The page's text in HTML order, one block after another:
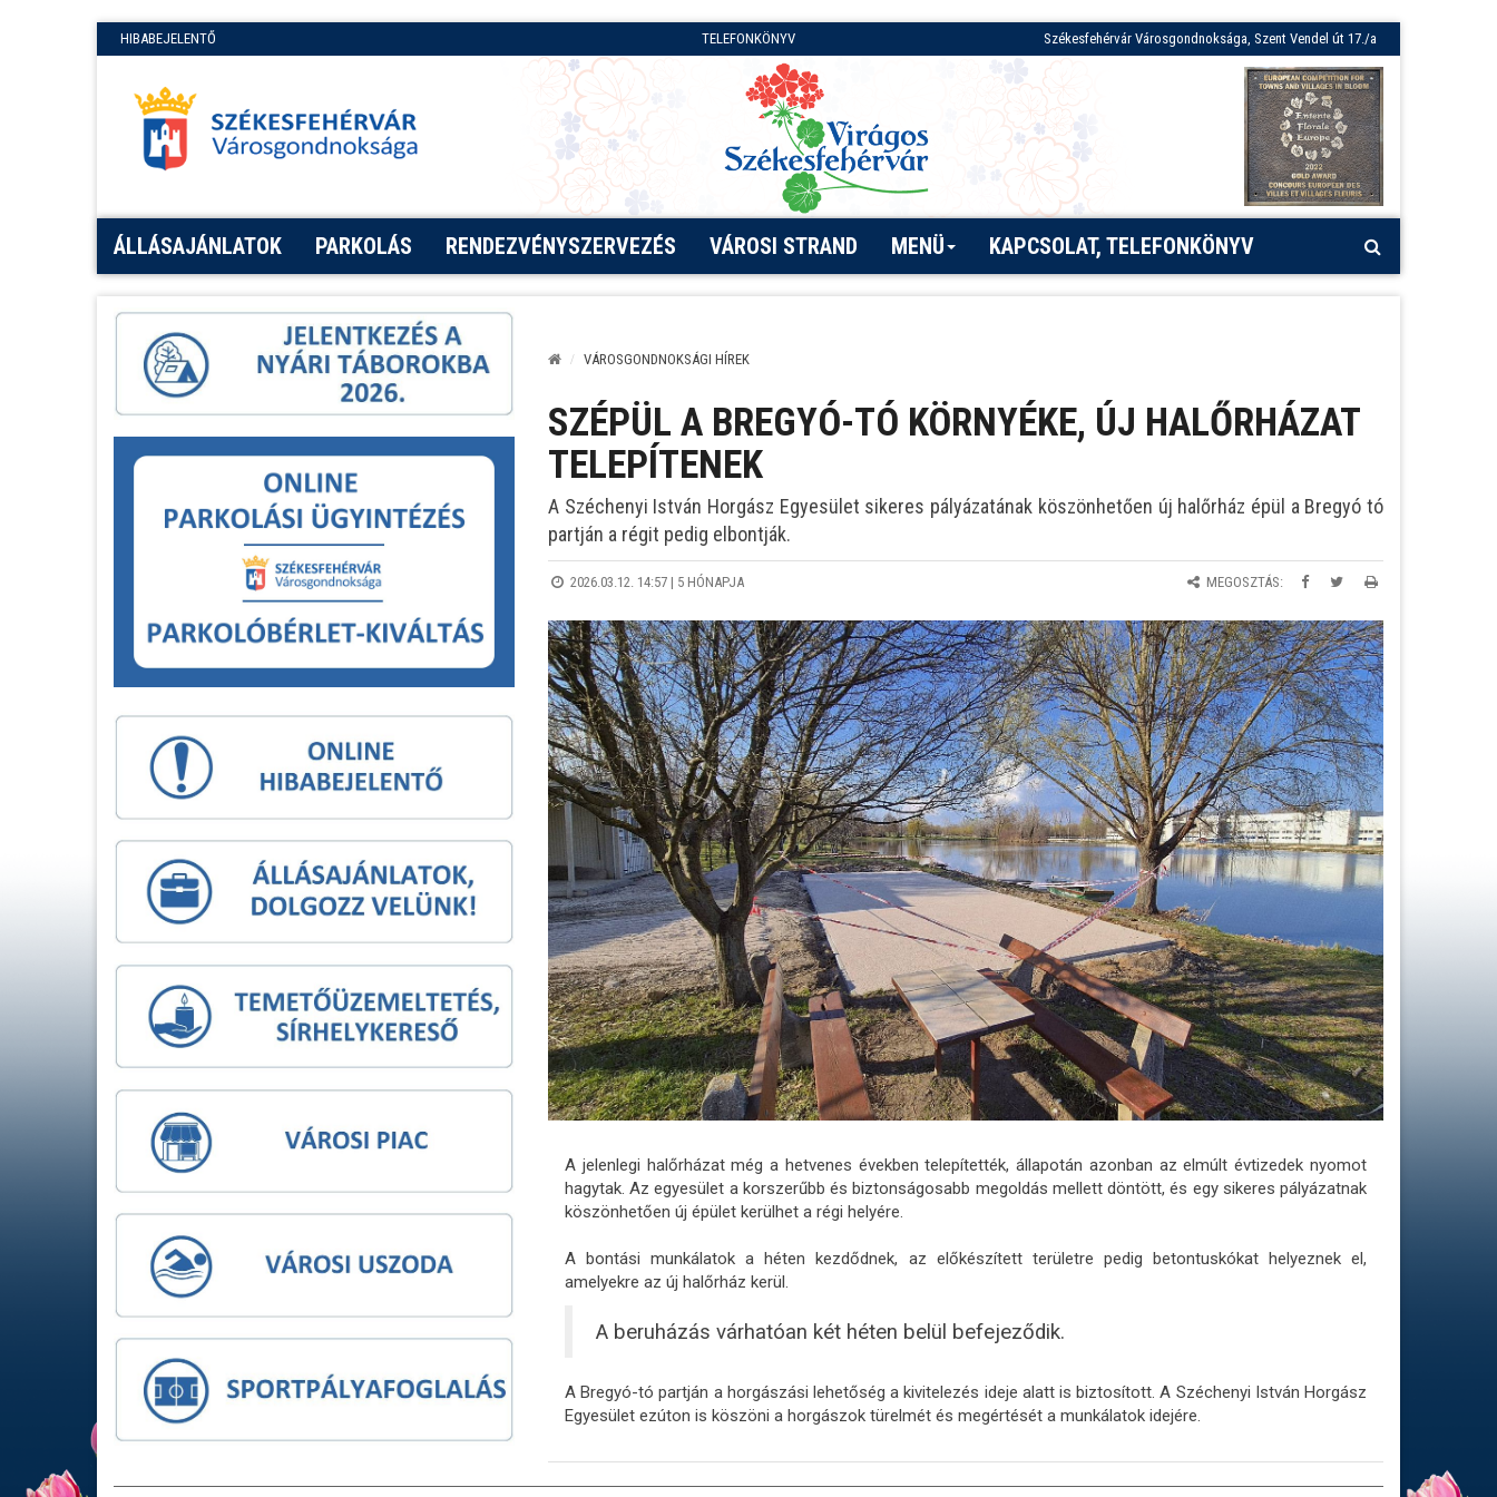
HIBABEJELENTŐ TELEFONKÖNYV Székesfehérvár Városgondnoksága, Szent Vendel út 17./a
ÁLLÁSAJÁNLATOK PARKOLÁS RENDEZVÉNYSZERVEZÉS VÁROSI STRAND MENÜ KAPCSOLAT, TELEFONKÖNYV
VÁROSGONDNOKSÁGI HÍREK
SZÉPÜL A BREGYÓ-TÓ KÖRNYÉKE, ÚJ HALŐRHÁZAT
TELEPÍTENEK
A Széchenyi István Horgász Egyesület sikeres pályázatának köszönhetően új halőrház épül a Bregyó tó
partján a régit pedig elbontják.
2026.03.12. 14:57 | 5 HÓNAPJA MEGOSZTÁS:
A jelenlegi halőrházat még a hetvenes években telepítették, állapotán azonban az elmúlt évtizedek nyomot
hagytak. Az egyesület a korszerűbb és biztonságosabb megoldás mellett döntött, és egy sikeres pályázatnak
köszönhetően új épület kerülhet a régi helyére.
A bontási munkálatok a héten kezdődnek, az előkészített területre pedig betontuskókat helyeznek el,
amelyekre az új halőrház kerül.
A beruházás várhatóan két héten belül befejeződik.
A Bregyó-tó partján a horgászási lehetőség a kivitelezés ideje alatt is biztosított. A Széchenyi István Horgász
Egyesület ezúton is köszöni a horgászok türelmét és megértését a munkálatok idejére.